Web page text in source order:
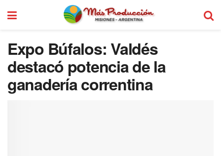
Expo Búfalos: Valdés
destacó potencia de la
ganadería correntina